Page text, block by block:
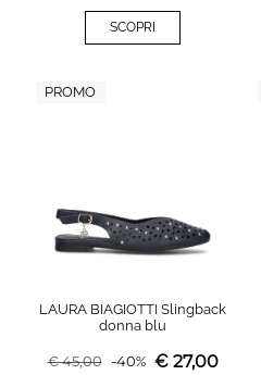
SCOPRI
PROMO
LAURA BIAGIOTTI Slingback
donna blu
€45,00 -40% € 27,00